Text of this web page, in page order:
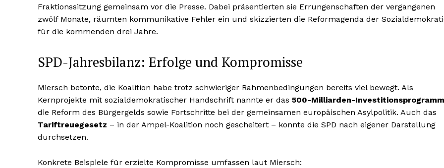
Fraktionssitzung gemeinsam vor die Presse. Dabei präsentierten sie Errungenschaften der vergangenen
zwölf Monate, räumten kommunikative Fehler ein und skizzierten die Reformagenda der
für die kommenden drei Jahre.
SPD-Jahresbilanz: Erfolge und Kompromisse
Miersch betonte, die Koalition habe trotz schwieriger Rahmenbedingungen bereits viel bewegt. Als
Kernprojekte mit sozialdemokratischer Handschrift nannte er das 500-Milliarden-Investitionsprogramm
die Reform des Bürgergelds sowie Fortschritte bei der gemeinsamen europäischen Asylpolitik. Auch das
Tariftreuegesetz – in der Ampel-Koalition noch gescheitert – konnte die SPD nach eigener Darstellung
durchsetzen.
Konkrete Beispiele für erzielte Kompromisse umfassen laut Miersch: